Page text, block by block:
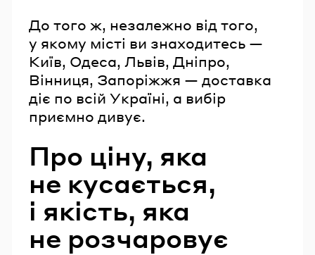
До того ж, незалежно від того,
у якому місті ви знаходитесь —
Київ, Одеса, Львів, Дніпро,
Вінниця, Запоріжжя — доставка
діє по всій Україні, а вибір
приємно дивує.
Про ціну, яка
не кусається,
і якість, яка
не розчаровує